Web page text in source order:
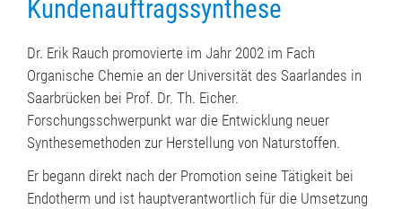
Kundenauftragssynthese
Dr. Erik Rauch promovierte im Jahr 2002 im Fach
Organische Chemie an der Universität des Saarlandes in
Saarbrücken bei Prof. Dr. Th. Eicher.
Forschungsschwerpunkt war die Entwicklung neuer
Synthesemethoden zur Herstellung von Naturstoffen.
Er begann direkt nach der Promotion seine Tätigkeit bei
Endotherm und ist hauptverantwortlich für die Umsetzung